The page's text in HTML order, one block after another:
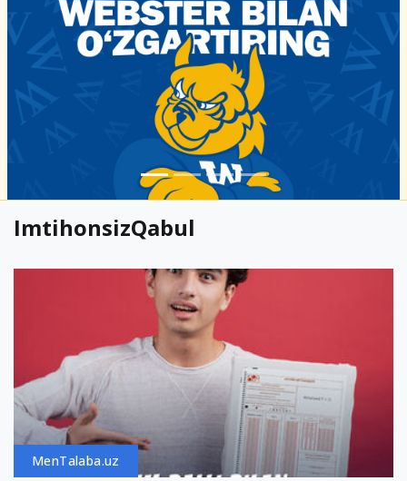
ImtihonsizQabul
MenTalaba.uz